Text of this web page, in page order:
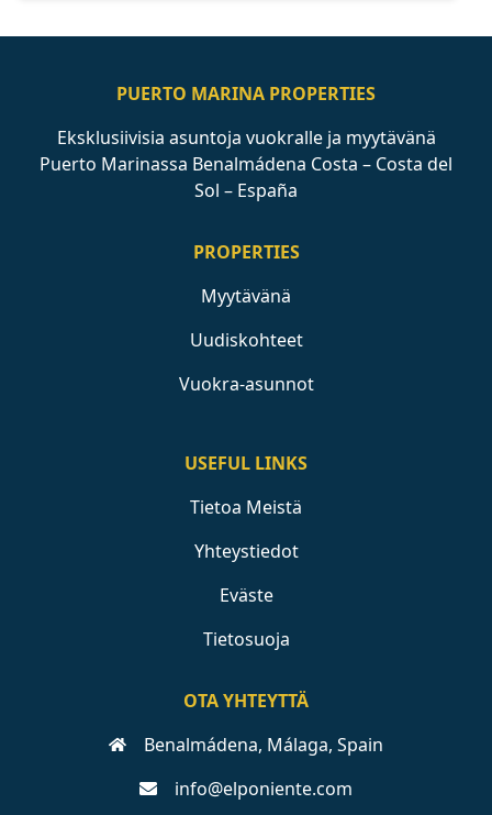
PUERTO MARINA PROPERTIES
Eksklusiivisia asuntoja vuokralle ja myytävänä
Puerto Marinassa Benalmádena Costa – Costa del
Sol – España
PROPERTIES
Myytävänä
Uudiskohteet
Vuokra-asunnot
USEFUL LINKS
Tietoa Meistä
Yhteystiedot
Eväste
Tietosuoja
OTA YHTEYTTÄ
Benalmádena, Málaga, Spain
info@elponiente.com